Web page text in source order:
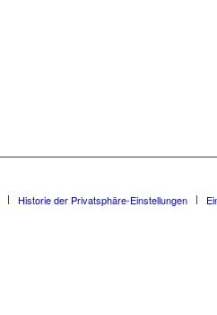
Historie der Privatsphäre-Einstellungen